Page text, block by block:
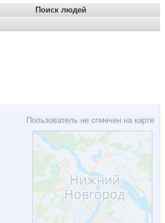
Поиск людей
Пользователь не отмечен на карте